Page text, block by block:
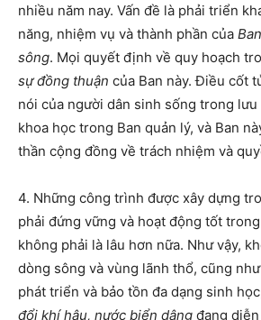
nhiều năm nay. Vấn đề là phải triển
năng, nhiệm vụ và thành phần của
sông. Mọi quyết định về quy hoạch
sự đồng thuận của Ban này. Điều cốt
nói của người dân sinh sống trong lưu
khoa học trong Ban quản lý, và Ban
thần cộng đồng về trách nhiệm và
4. Những công trình được xây dựng
phải đứng vững và hoạt động tốt
không phải là lâu hơn nữa. Như vậy,
dòng sông và vùng lãnh thổ, cũng
phát triển và bảo tồn đa dạng sinh
đổi khí hậu, nước biển dâng đang